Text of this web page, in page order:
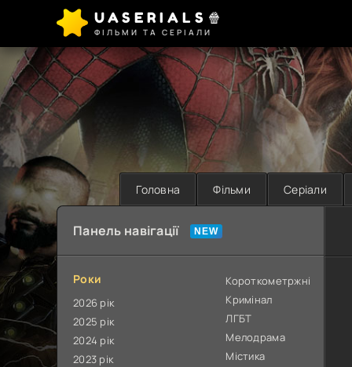
UASERIALS🍿
ФІЛЬМИ ТА СЕРІАЛИ
Головна Фільми Серіали
Панель навігації
Роки
2026 рік
2025 рік
2024 рік
2023 рік
Короткометржні
Кримінал
ЛГБТ
Мелодрама
Містика